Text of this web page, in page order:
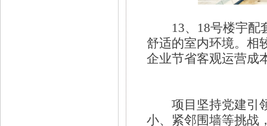
13、18号楼宇配套
舒适的室内环境。相
企业节省客观运营成
项目坚持党建引
小、紧邻围墙等挑战